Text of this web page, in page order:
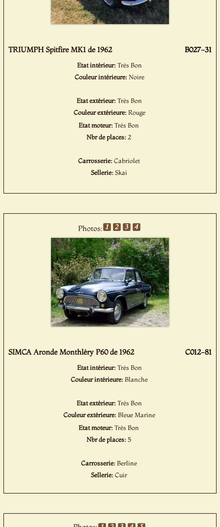
TRIUMPH Spitfire MK1 de 1962 B027-31
Etat intérieur: Très Bon
Couleur intérieure: Noire
Etat extérieur:Très Bon
Couleur extérieure: Rouge
Etat moteur:Très Bon
Nbr de places: 2
Carrosserie: Cabriolet
Sellerie: Skai
Photos:
SIMCA Aronde Monthléry P60 de 1962 C012-81
Etat intérieur: Très Bon
Couleur intérieure:Blanche
Etat extérieur:Très Bon
Couleur extérieure:Bleue Marine
Etat moteur:Très Bon
Nbr de places: 5
Carrosserie: Berline
Sellerie: Cuir